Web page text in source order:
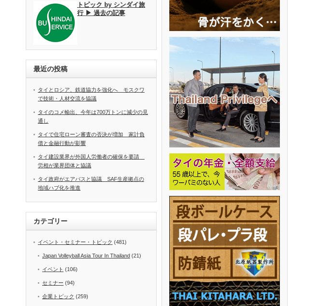
トピック by シンダイ旅
行 ▶ 過去の記事
最近の投稿
タイとロシア、鉄道協力を強化へ モスクワ
で技術・人材交流を協議
タイのコメ輸出、今年は700万トンに減少の見
通し
タイで住宅ローン審査の否決が増加 家計負
債と金融行動が影響
タイ建設業界が外国人労働者の確保を要請
労相が業界団体と協議
タイ政府がエアバスと協議 SAF生産拠点の
地域ハブ化を推進
カテゴリー
イベント・セミナー・トピック (481)
Japan Volleyball Asia Tour In Thailand (21)
イベント (106)
セミナー (94)
企業トピック (259)